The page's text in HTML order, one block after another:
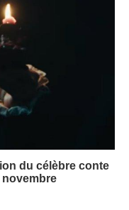
du célèbre conte
novembre